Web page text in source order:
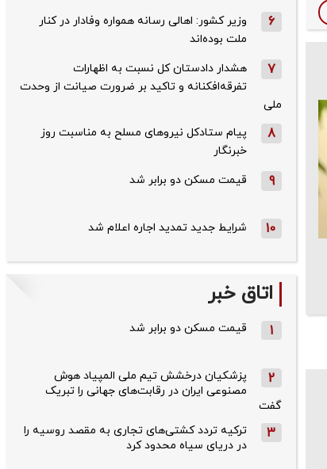
6
وزیر کشور: اهالی رسانه همواره وفادار در کنار
ملت بوده‌اند
7
هشدار دادستان کل نسبت به اظهارات
تفرقه‌افکنانه و تاکید بر ضرورت صیانت از وحدت
ملی
8
پیام ستادکل نیروهای مسلح به مناسبت روز
خبرنگار
9 قیمت مسکن دو برابر شد
10 شرایط جدید تمدید اجاره اعلام شد
اتاق خبر
1 قیمت مسکن دو برابر شد
2
پزشکیان درخشش تیم ملی المپیاد هوش
مصنوعی ایران در رقابت‌های جهانی را تبریک
گفت
3
ترکیه تردد کشتی‌های تجاری به مقصد روسیه را
در دریای سیاه محدود کرد